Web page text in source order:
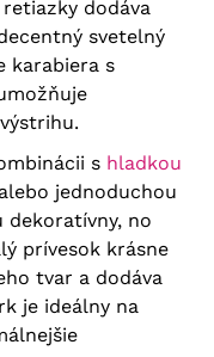
dodáva
svetelný
karabiera s
s hladkou
alebo jednoduchou
no
prívesok krásne
tvar a dodáva
je ideálny na